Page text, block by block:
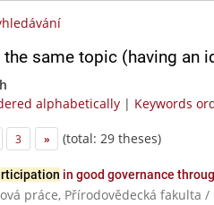
the same topic (having an
alphabetically | Keywords
3 » (total: 29 theses)
in good governance
práce, Přírodovědecká fakulta /